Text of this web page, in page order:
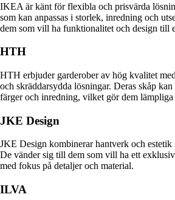
IKEA är känt för flexibla och prisvärda
som kan anpassas i storlek, inredning och
dem som vill ha funktionalitet och design till
HTH
HTH erbjuder garderober av hög kvalitet
och skräddarsydda lösningar. Deras skåp kan
färger och inredning, vilket gör dem lämpliga
JKE Design
JKE Design kombinerar hantverk och estetik
De vänder sig till dem som vill ha ett
med fokus på detaljer och material.
ILVA